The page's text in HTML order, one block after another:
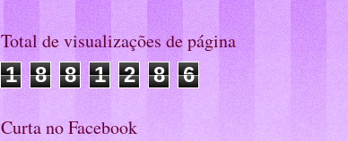
Total de visualizações de página
1
8 8 1 2 8 6
Curta no Facebook